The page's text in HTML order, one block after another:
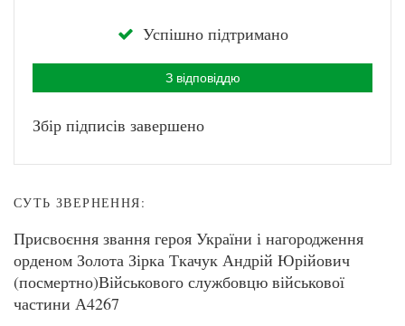
Успішно підтримано
З відповіддю
Збір підписів завершено
СУТЬ ЗВЕРНЕННЯ:
Присвоєння звання героя України і нагородження
орденом Золота Зірка Ткачук Андрій Юрійович
(посмертно)Військового службовцю військової
частини А4267